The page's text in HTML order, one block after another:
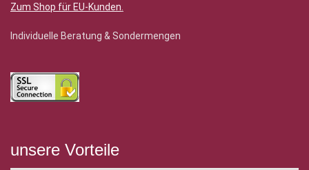
Zum Shop für EU-Kunden.
Individuelle Beratung & Sondermengen
unsere Vorteile